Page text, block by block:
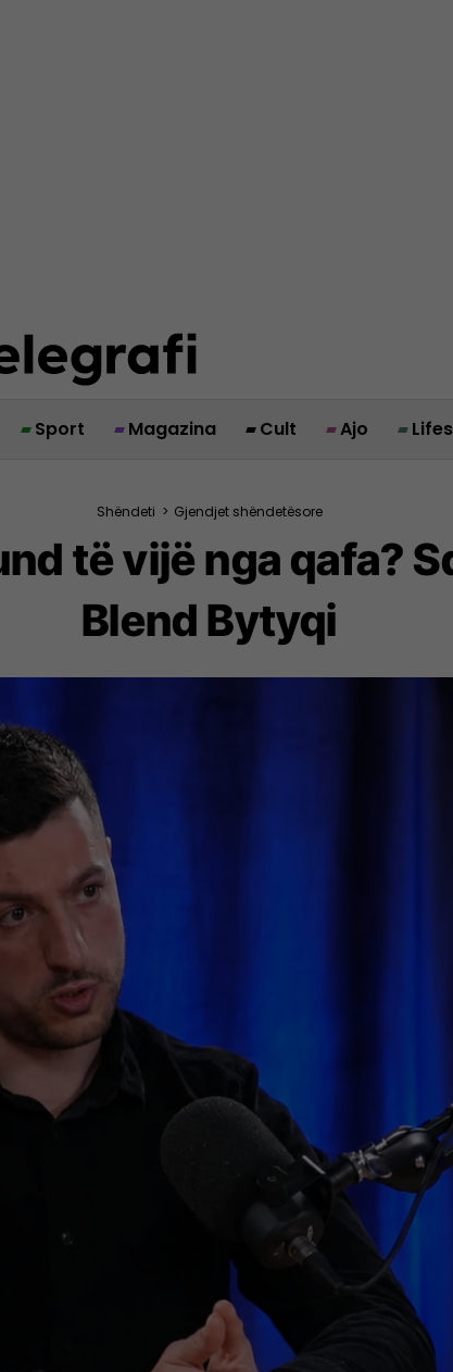
Sport Magazina Cult Ajo
Shëndeti > Gjendjet shëndetësore
të vijë nga qafa?
Blend Bytyqi